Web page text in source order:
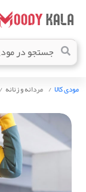
مودی کالا مردانه و زنانه